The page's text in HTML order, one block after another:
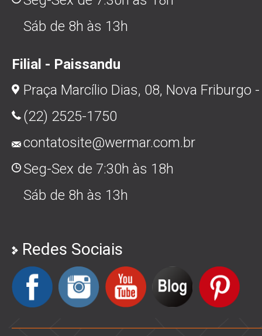
Sáb de 8h às 13h
Filial - Paissandu
Praça Marcílio Dias, 08, Nova Friburgo
(22) 2525-1750
contatosite@wermar.com.br
Seg-Sex de 7:30h às 18h
Sáb de 8h às 13h
Redes Sociais